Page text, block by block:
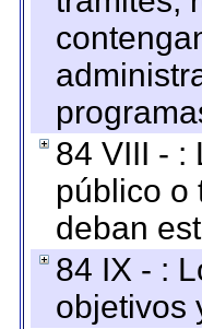
84 VIII - :
público o
deban
84 IX - :
objetivos